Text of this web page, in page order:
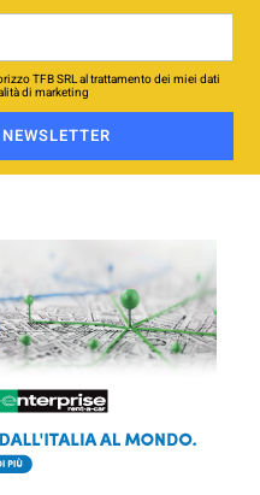
TFB SRL al trattamento dei miei dati
di marketing